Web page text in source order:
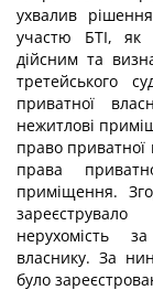
ухвалив
участю БТІ, як
дійсним та
третейського
приватної
нежитлові
право приватної
права
приміщення.
нерухомість
власнику. За
було